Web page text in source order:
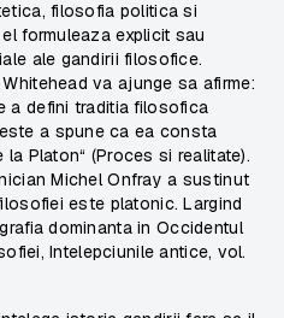
filosofia politica si
formuleaza explicit sau
ale gandirii filosofice.
va ajunge sa afirme:
a defini traditia filosofica
a spune ca ea consta
Platon“ (Proces si realitate).
Michel Onfray a sustinut
este platonic. Largind
dominanta in Occidentul
Intelepciunile antice, vol.